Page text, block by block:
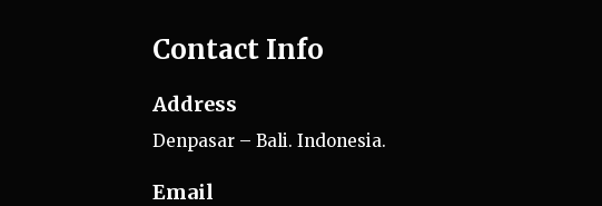
Contact Info
Address
Denpasar – Bali. Indonesia.
Email